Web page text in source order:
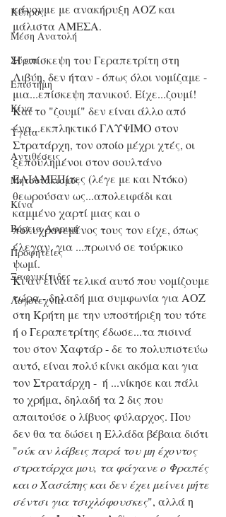
Κύπρος
Μέση Ανατολή
Σύρια
Επιστήμη
Kίνα
Υγεία
Aντιθέσεις
Μητσοτακισμός
Κίνα
Βόρεια Αφρική
Προφητείες
Ξαφνικίτιδες
Λογοτεχνία
κάνουμε με ανακήρυξη ΑΟΖ και
μάλιστα ΑΜΕΣΑ.
Η επίσκεψη του Γεραπετρίτη στη
Λιβύη, δεν ήταν - όπως όλοι νομίζαμε -
μια...επίσκεψη πανικού. Είχε...ζουμί!
Και το "ζουμί" δεν είναι άλλο από
ένα...εκπληκτικό ΓΛΥΨΙΜΟ στον
Στρατάρχη, τον οποίο μέχρι χτές, οι
ξεπουλημένοι στον σουλτάνο
ΕΛΙΑΜΕΠίτες (λέγε με και Ντόκο)
θεωρούσαν ως...απολειφάδι και
καμμένο χαρτί μιας και ο
πολυχρονεμένος τους τον είχε, όπως
έλεγαν, για ...πρωινό σε τούρκικο
ψωμί.
Κι αν είναι τελικά αυτό που νομίζουμε
τώρα - δηλαδή μια συμφωνία για ΑΟΖ
στη Κρήτη με την υποστήριξη του τότε
ή ο Γεραπετρίτης έδωσε...τα πισινά
του στον Χαφτάρ - δε το πολυπιστεύω
αυτό, είναι πολύ κίνκι ακόμα και για
τον Στρατάρχη -  ή ...νίκησε και πάλι
το χρήμα, δηλαδή τα 2 δις που
απαιτούσε ο λίβυος φύλαρχος. Που
δεν θα τα δώσει η Ελλάδα βέβαια διότι
"ούκ αν λάβεις παρά του μη έχοντος
στρατάρχα μου, τα φάγανε ο Φραπές
και ο Χασάπης και δεν έχει μείνει μήτε
σέντσι για τσιχλόφουσκες", αλλά η